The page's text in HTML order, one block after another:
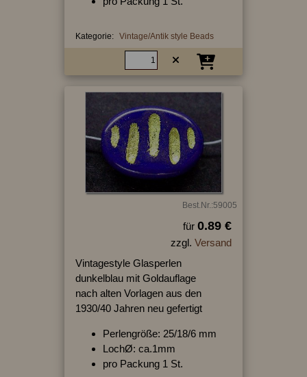
Kategorie: Vintage/Antik style Beads
Best.Nr.:59005
für 0.89 €
zzgl. Versand
Vintagestyle Glasperlen
dunkelblau mit Goldauflage
nach alten Vorlagen aus den
1930/40 Jahren neu gefertigt
Perlengröße: 25/18/6 mm
LochØ: ca.1mm
pro Packung 1 St.